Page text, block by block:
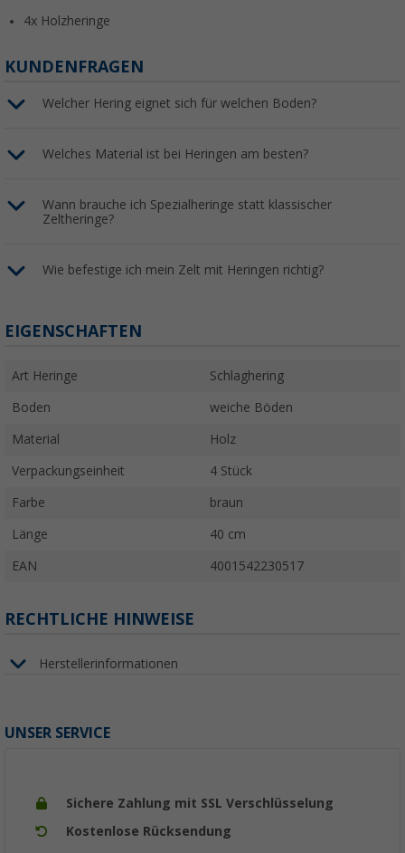
4x Holzheringe
KUNDENFRAGEN
Welcher Hering eignet sich für welchen Boden?
Welches Material ist bei Heringen am besten?
Wann brauche ich Spezialheringe statt klassischer
Zeltheringe?
Wie befestige ich mein Zelt mit Heringen richtig?
EIGENSCHAFTEN
Art Heringe Schlaghering
Boden weiche Böden
Material Holz
Verpackungseinheit 4 Stück
Farbe braun
Länge 40 cm
EAN 4001542230517
RECHTLICHE HINWEISE
Herstellerinformationen
UNSER SERVICE
Sichere Zahlung mit SSL Verschlüsselung
Kostenlose Rücksendung